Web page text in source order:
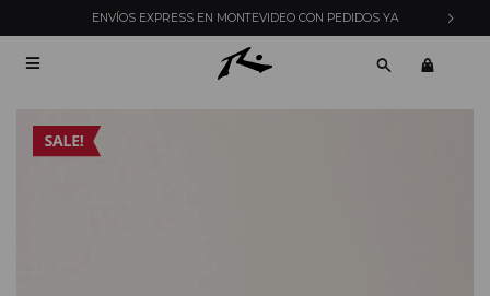
ENVÍOS EXPRESS EN MONTEVIDEO CON PEDIDOS YA
